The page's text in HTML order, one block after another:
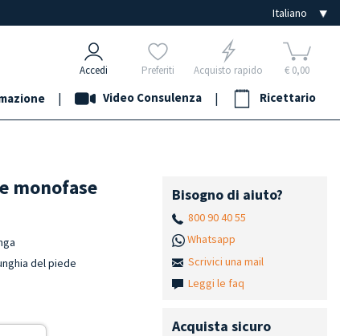
Accedi Preferiti Acquisto rapido € 0,00
| Video Consulenza | Ricettario
monofase
del piede
Bisogno di aiuto?
800 90 40 55
Whatsapp
Scrivici una mail
Leggi le faq
Acquista sicuro